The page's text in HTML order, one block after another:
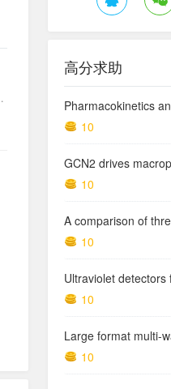
高分求助
10
10
10
10
10